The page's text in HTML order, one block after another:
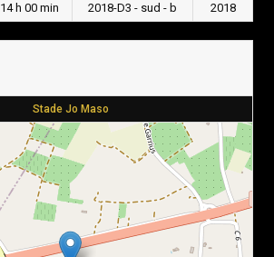
14 h 00 min 2018-D3 - sud - b 2018
Stade Jo Maso